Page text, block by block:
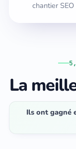
chantier
La
Ils ont gagné